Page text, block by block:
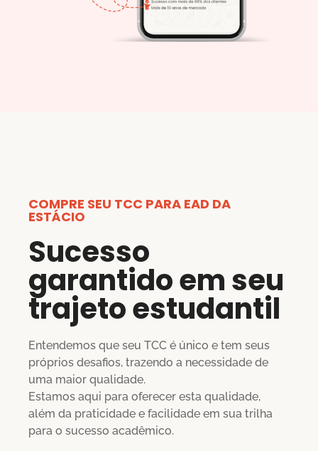
COMPRE SEU TCC PARA EAD DA
ESTÁCIO
Sucesso
garantido em seu
trajeto estudantil
Entendemos que seu TCC é único e tem seus
próprios desafios, trazendo a necessidade de
uma maior qualidade.
Estamos aqui para oferecer esta qualidade,
além da praticidade e facilidade em sua trilha
para o sucesso acadêmico.